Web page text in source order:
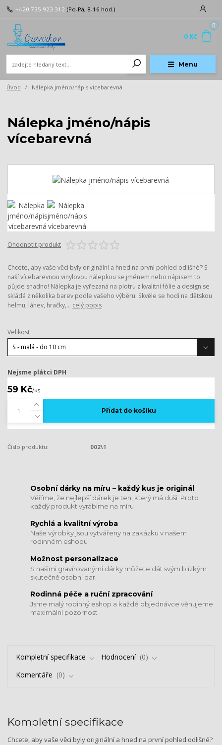
Menu
+420 735 923 312 (Po-Pá, 8-16 hod.)
0
0 Kč
Úvod Nálepka jméno/nápis vícebarevná
Nálepka jméno/nápis
vícebarevná
Ohodnotit produkt
Chcete, aby vaše věci byly originální a hned na první pohled odlišné? S
naší vícebarevnou vinylovou nálepkou se jménem nebo nápisem to
půjde snadno! Nálepka je vyřezaná na plotru z kvalitní fólie a design se
skládá z několika barev podle vašeho výběru. Skvěle se hodí na dětskou
helmu, láhev, hračky,... celý popis
Velikost
Nejsme plátci DPH
59 Kč/ks
Přidat do košíku
Číslo produktu: 002\1
​​​​​​​Osobní dárky na míru – každý kus je originál
Věříme, že nejlepší dárek je ten, který má duši. Proto
každý produkt vyrábíme na míru
Rychlá a kvalitní výroba
Naše výrobky jsou vytvářeny na zakázku v našem
rodinném eshopu
Možnost personalizace
S našimi gravírovanými dárky můžete dát svým blízkým
skutečně osobní dar.
​​​​​​​Rodinná péče a ruční zpracování
Jsme malý rodinný eshop a každé objednávce věnujeme
maximální pozornost
Kompletní specifikace Hodnocení
0
Komentáře
0
Kompletní specifikace
Chcete, aby vaše věci byly originální a hned na první pohled odlišné?